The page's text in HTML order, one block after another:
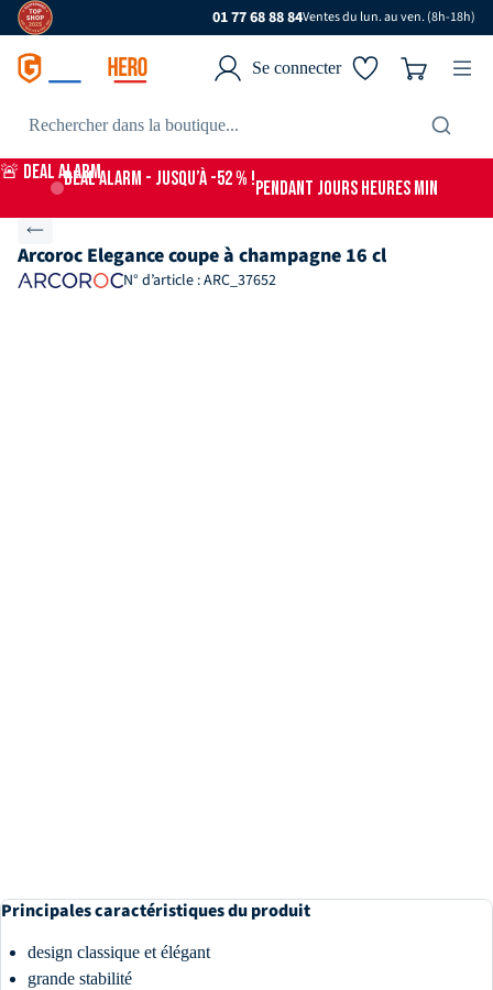
01 77 68 88 84Ventes du lun. au ven. (8h-18h)
Se connecter
🚨 DEAL ALARMDEAL ALARM - jusqu’à -52 % !PENDANT JOURS HEURES MIN
Arcoroc Elegance coupe à champagne 16 cl
N° d’article : ARC_37652
Principales caractéristiques du produit
design classique et élégant
grande stabilité